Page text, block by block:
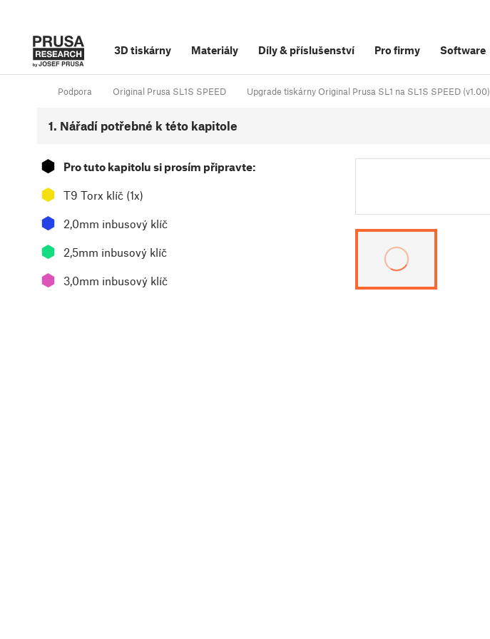
3D tiskárny Materiály Díly& příslušenství Pro firmy Software
Podpora Original Prusa SL1S SPEED Upgrade tiskárny Original Prusa SL1 na SL1S SPEED (v1.00)
1. Nářadí potřebné k této kapitole
⬢ Pro tuto kapitolu si prosím připravte:
⬢ T9 Torx klíč (1x)
⬢ 2,0mm inbusový klíč
⬢ 2,5mm inbusový klíč
⬢ 3,0mm inbusový klíč